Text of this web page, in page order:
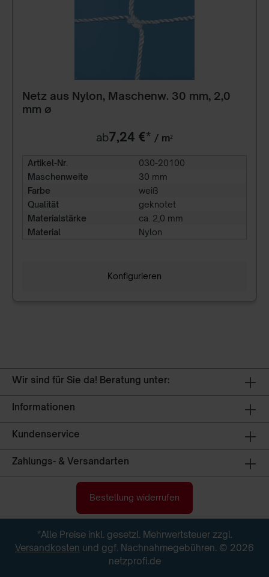
Netz aus Nylon, Maschenw. 30 mm, 2,0
mm ø
ab7,24 €* / m²
Artikel-Nr.
030-20100
Maschenweite
30 mm
Farbe
weiß
Qualität
geknotet
Materialstärke
ca. 2,0 mm
Material
Nylon
Konfigurieren
Wir sind für Sie da! Beratung unter:
Informationen
Kundenservice
Zahlungs- & Versandarten
Bestellung widerrufen
*Alle Preise inkl. gesetzl. Mehrwertsteuer zzgl.
Versandkosten und ggf. Nachnahmegebühren. © 2026
netzprofi.de